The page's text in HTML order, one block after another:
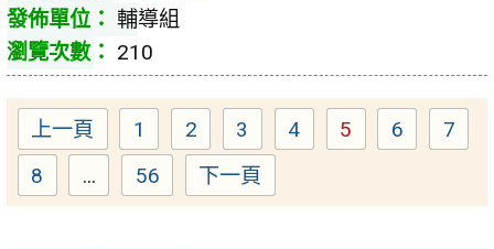
輔導組
210
上一頁 Page
1 Page
2 Page
3 Page
4 Page
5 Page
6 7
Page
8 ... Page
56 下一頁